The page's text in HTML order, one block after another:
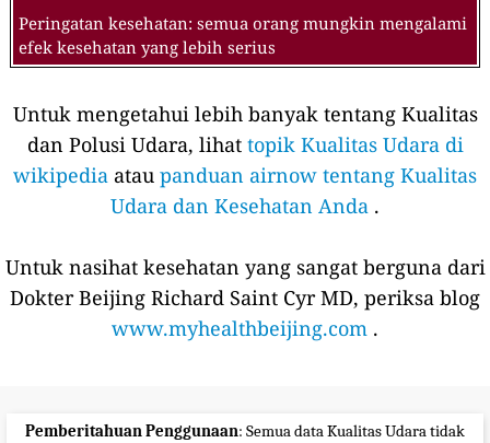
Peringatan kesehatan: semua orang mungkin mengalami
efek kesehatan yang lebih serius
Untuk mengetahui lebih banyak tentang Kualitas
dan Polusi Udara, lihat topik Kualitas Udara di
wikipedia atau panduan airnow tentang Kualitas
Udara dan Kesehatan Anda .
Untuk nasihat kesehatan yang sangat berguna dari
Dokter Beijing Richard Saint Cyr MD, periksa blog
www.myhealthbeijing.com .
Pemberitahuan Penggunaan: Semua data Kualitas Udara tidak